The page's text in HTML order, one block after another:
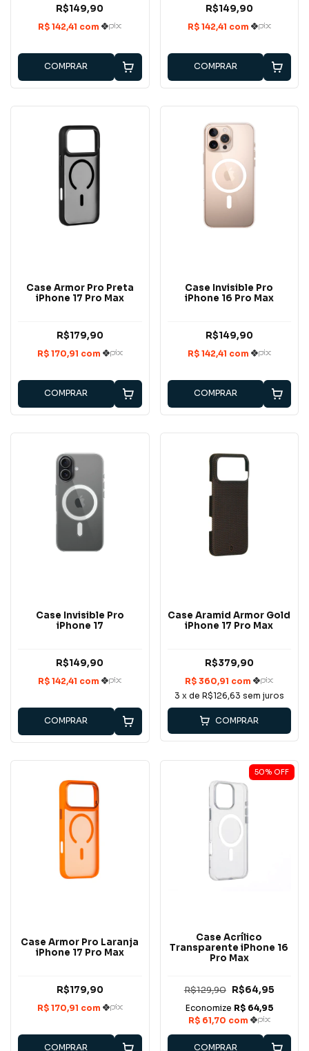
R$149,90
COMPRAR
R$149,90
COMPRAR
Case Armor Pro Preta
iPhone 17 Pro Max
R$179,90
COMPRAR
Case Invisible Pro
iPhone 16 Pro Max
R$149,90
COMPRAR
Case Invisible Pro
iPhone 17
R$149,90
COMPRAR
Case Aramid Armor Gold
iPhone 17 Pro Max
R$379,90
3 x de R$126,63 sem juros
COMPRAR
Case Armor Pro Laranja
iPhone 17 Pro Max
R$179,90
COMPRAR
50% OFF
Case Acrílico
Transparente iPhone 16
Pro Max
R$129,90 R$64,95
COMPRAR